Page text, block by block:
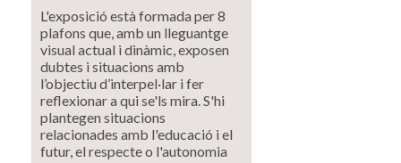
L'exposició està formada per 8
plafons que, amb un lleguantge
visual actual i dinàmic, exposen
dubtes i situacions amb
l’objectiu d’interpel·lar i fer
reflexionar a qui se'ls mira. S'hi
plantegen situacions
relacionades amb l'educació i el
futur, el respecte o l'autonomia